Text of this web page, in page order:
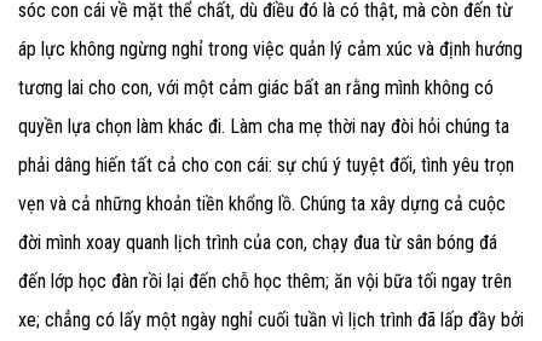
sóc con cái về mặt thể chất, dù điều đó là có thật, mà còn đến từ
áp lực không ngừng nghỉ trong việc quản lý cảm xúc và định hướng
tương lai cho con, với một cảm giác bất an rằng mình không có
quyền lựa chọn làm khác đi. Làm cha mẹ thời nay đòi hỏi chúng ta
phải dâng hiến tất cả cho con cái: sự chú ý tuyệt đối, tình yêu trọn
vẹn và cả những khoản tiền khổng lồ. Chúng ta xây dựng cả cuộc
đời mình xoay quanh lịch trình của con, chạy đua từ sân bóng đá
đến lớp học đàn rồi lại đến chỗ học thêm; ăn vội bữa tối ngay trên
xe; chẳng có lấy một ngày nghỉ cuối tuần vì lịch trình đã lấp đầy bởi